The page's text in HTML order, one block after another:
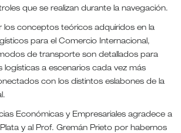
que se realizan durante la navegación.
los conceptos teóricos adquiridos en la
para el Comercio Internacional,
de transporte son detallados para
logísticas a escenarios cada vez más
con los distintos eslabones de la
Económicas y Empresariales agradece a
Plata y al Prof. Gremán Prieto por habernos